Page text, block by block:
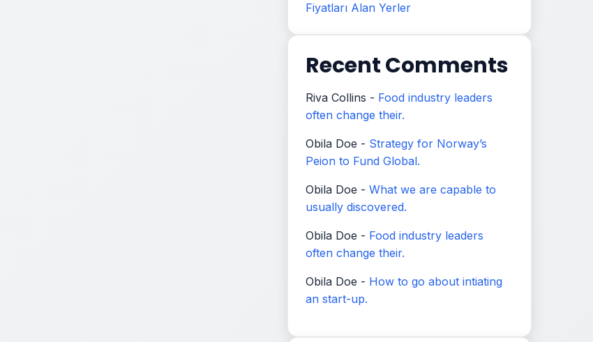
Fiyatları Alan Yerler
Recent Comments
Riva Collins - Food industry leaders
often change their.
Obila Doe - Strategy for Norway’s
Peion to Fund Global.
Obila Doe - What we are capable to
usually discovered.
Obila Doe - Food industry leaders
often change their.
Obila Doe - How to go about intiating
an start-up.